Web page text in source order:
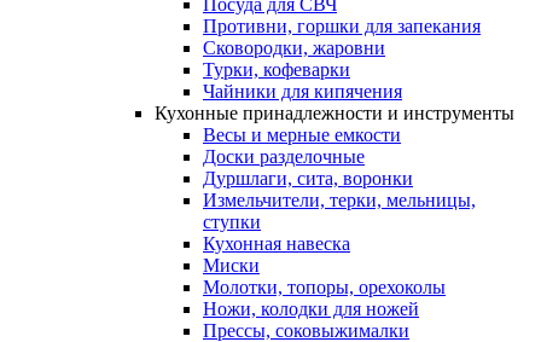
Посуда для СВЧ
Противни, горшки для запекания
Сковородки, жаровни
Турки, кофеварки
Чайники для кипячения
Кухонные принадлежности и инструменты
Весы и мерные емкости
Доски разделочные
Дуршлаги, сита, воронки
Измельчители, терки, мельницы,
ступки
Кухонная навеска
Миски
Молотки, топоры, орехоколы
Ножи, колодки для ножей
Прессы, соковыжималки